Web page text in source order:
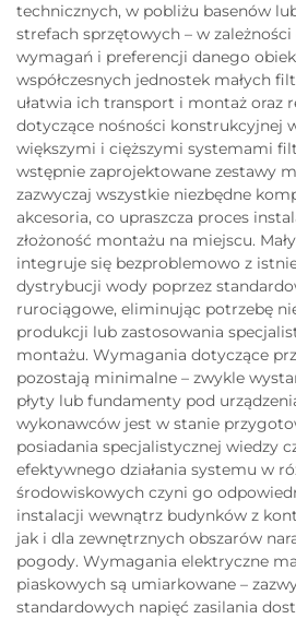
technicznych, w pobliżu basenów
strefach sprzętowych – w
wymagań i preferencji danego
współczesnych jednostek małych
ułatwia ich transport i montaż oraz
dotyczące nośności konstrukcyjnej
większymi i cięższymi systemami
wstępnie zaprojektowane zestawy
zazwyczaj wszystkie niezbędne
akcesoria, co upraszcza proces
złożoność montażu na miejscu.
integruje się bezproblemowo z
dystrybucji wody poprzez
rurociągowe, eliminując potrzebę
produkcji lub zastosowania
montażu. Wymagania dotyczące
pozostają minimalne – zwykle
płyty lub fundamenty pod
wykonawców jest w stanie
posiadania specjalistycznej wiedzy
efektywnego działania systemu w
środowiskowych czyni go
instalacji wewnątrz budynków z
jak i dla zewnętrznych obszarów
pogody. Wymagania elektryczne
piaskowych są umiarkowane –
standardowych napięć zasilania